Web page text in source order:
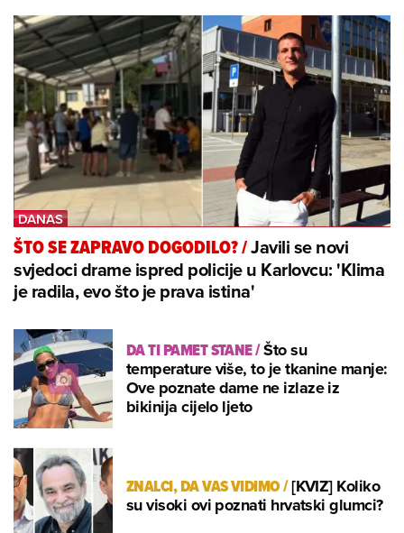
ŠTO SE ZAPRAVO DOGODILO?/Javili se novi
svjedoci drame ispred policije u Karlovcu: 'Klima
je radila, evo što je prava istina'
DA TI PAMET STANE/Što su
temperature više, to je tkanine manje:
Ove poznate dame ne izlaze iz
bikinija cijelo ljeto
ZNALCI, DA VAS VIDIMO/[KVIZ] Koliko
su visoki ovi poznati hrvatski glumci?